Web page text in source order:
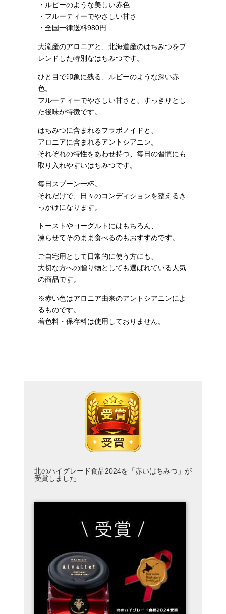
・ルビーのような美しい赤色
・フルーティーでやさしい甘さ
・全国一律送料980円
大滝産のアロニアと、北海道産のはちみつをブ
レンドした特別なはちみつです。
ひと目で印象に残る、ルビーのような深い赤
色。
フルーティーでやさしい甘さと、すっきりとし
た後味が特徴です。
はちみつに含まれるフラボノイドと、
アロニアに含まれるアントシアニン。
それぞれの特性をあわせ持つ、毎日の習慣にも
取り入れやすいはちみつです。
毎日スプーン一杯。
それだけで、日々のコンディションを整えるき
っかけになります。
トーストやヨーグルトにはもちろん、
凍らせてそのまま食べるのもおすすめです。
ご自宅用として日常的に使う方にも、
大切な方への贈り物としても選ばれている人気
の商品です。
※赤い色はアロニア由来のアントシアニンによ
るものです。
着色料・保存料は使用しておりません。
北のハイグレード食品2024を「赤いはちみつ」が
受賞しました